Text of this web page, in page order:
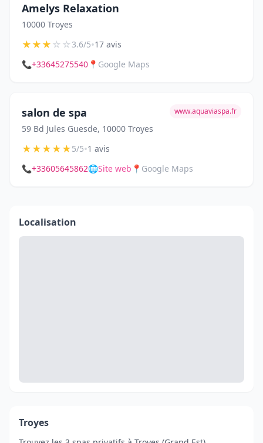
Amelys Relaxation
10000 Troyes
★★★☆☆3.6/5•17 avis
📞+33645275540 📍 Google Maps
salon de spa
59 Bd Jules Guesde, 10000 Troyes
www.aquaviaspa.fr
★★★★★5/5•1 avis
📞+33605645862🌐Site web 📍 Google Maps
Localisation
Troyes